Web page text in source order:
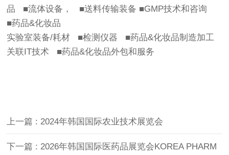
品 ■流体设备， ■送料传输装备 ■GMP技术和咨询
■药品&化妆品
实验室装备/耗材 ■检测仪器 ■药品&化妆品制造加工
关联IT技术 ■药品&化妆品外包和服务
上一篇 : 2024年韩国国际农业技术展览会
下一篇 : 2026年韩国国际医药品展览会KOREA PHARM